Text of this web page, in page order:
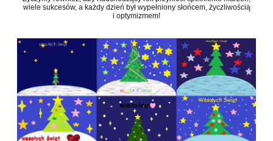
wiele sukcesów, a każdy dzień był wypełniony słońcem, życzliwością
i optymizmem!